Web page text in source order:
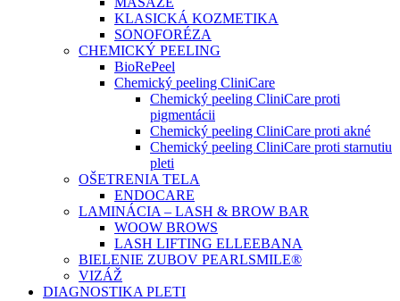
KLASICKÁ KOZMETIKA
SONOFORÉZA
CHEMICKÝ PEELING
BioRePeel
Chemický peeling CliniCare
Chemický peeling CliniCare proti
pigmentácii
Chemický peeling CliniCare proti akné
Chemický peeling CliniCare proti starnutiu
pleti
OŠETRENIA TELA
ENDOCARE
LAMINÁCIA – LASH & BROW BAR
WOOW BROWS
LASH LIFTING ELLEEBANA
BIELENIE ZUBOV PEARLSMILE®
VIZÁŽ
DIAGNOSTIKA PLETI